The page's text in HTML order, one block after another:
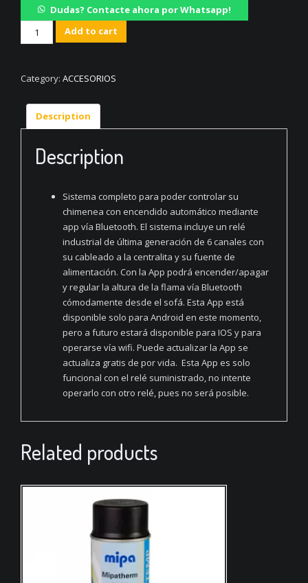
Dudas? Contacte ahora por Whatsapp!
App
control
gas
hardware
conexión
quantity
Add to cart
Category: ACCESORIOS
Description
Description
Sistema completo para poder controlar su
chimenea con encendido automático mediante
app vía Bluetooth. El sistema incluye un relé
industrial de última generación de 6 canales con
su cableado a la centralita y su fuente de
alimentación. Con la App podrá encender/apagar
y regular la altura de la flama vía Bluetooth
cómodamente desde el sofá. Esta App está
disponible solo para Android en este momento,
pero a futuro estará disponible para IOS y para
operarse vía wifi. Puede actualizar la App se
actualiza gratis de por vida. Esta App es solo
funcional con el relé suministrado, no intente
operarlo con otro relé, pues no será posible.
Related products